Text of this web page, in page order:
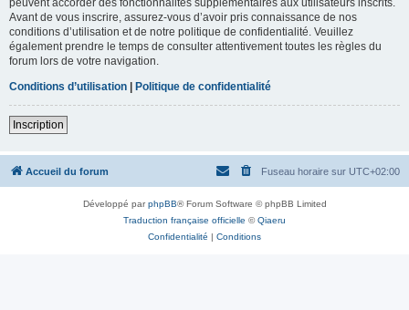
Avant de vous inscrire, assurez-vous d’avoir pris connaissance de nos
conditions d’utilisation et de notre politique de confidentialité. Veuillez
également prendre le temps de consulter attentivement toutes les règles du
forum lors de votre navigation.
Conditions d’utilisation | Politique de confidentialité
Inscription
Accueil du forum Fuseau horaire sur UTC+02:00
Développé parphpBB® Forum Software © phpBB Limited
Traduction française officielle ©Qiaeru
Confidentialité | Conditions